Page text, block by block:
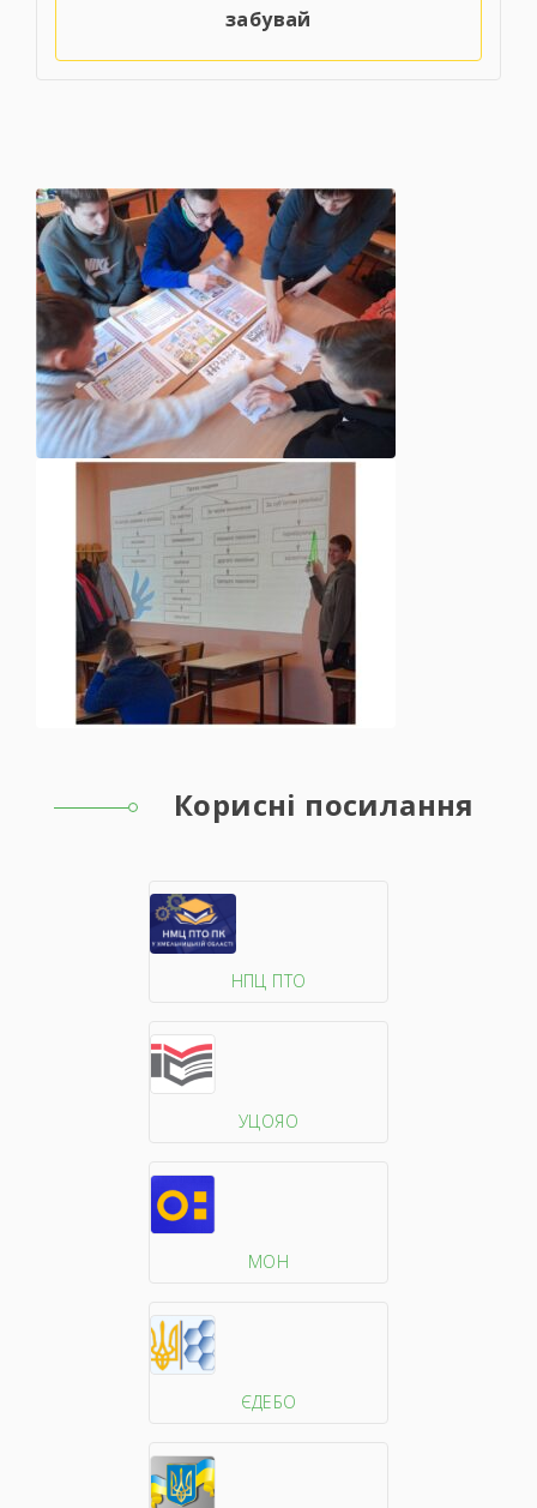
забувай
Корисні посилання
НПЦ ПТО
УЦОЯО
МОН
ЄДЕБО